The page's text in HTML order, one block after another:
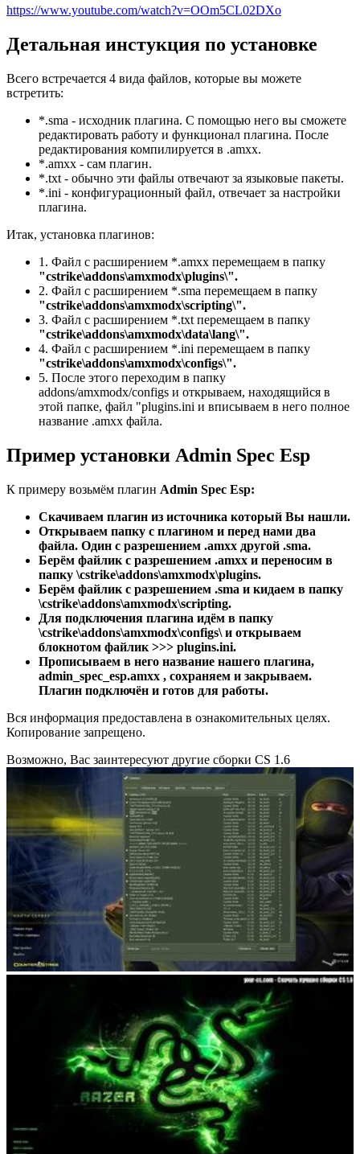
https://www.youtube.com/watch?v=OOm5CL02DXo
Детальная инстукция по установке
Всего встречается 4 вида файлов, которые вы можете
встретить:
*.sma - исходник плагина. С помощью него вы сможете
редактировать работу и функционал плагина. После
редактирования компилируется в .amxx.
*.amxx - сам плагин.
*.txt - обычно эти файлы отвечают за языковые пакеты.
*.ini - конфигурационный файл, отвечает за настройки
плагина.
Итак, установка плагинов:
1. Файл с расширением *.amxx перемещаем в папку
"cstrike\addons\amxmodx\plugins\".
2. Файл c расширением *.sma перемещаем в папку
"cstrike\addons\amxmodx\scripting\".
3. Файл с расширением *.txt перемещаем в папку
"cstrike\addons\amxmodx\data\lang\".
4. Файл с расширением *.ini перемещаем в папку
"cstrike\addons\amxmodx\configs\".
5. После этого переходим в папку
addons/amxmodx/configs и открываем, находящийся в
этой папке, файл "plugins.ini и вписываем в него полное
название .amxx файла.
Пример установки Admin Spec Esp
К примеру возьмём плагин Admin Spec Esp:
Скачиваем плагин из источника который Вы нашли.
Открываем папку с плагином и перед нами два
файла. Один с разрешением .amxx другой .sma.
Берём файлик с разрешением .amxx и переносим в
папку \cstrike\addons\amxmodx\plugins.
Берём файлик с разрешением .sma и кидаем в папку
\cstrike\addons\amxmodx\scripting.
Для подключения плагина идём в папку
\cstrike\addons\amxmodx\configs\ и открываем
блокнотом файлик >>> plugins.ini.
Прописываем в него название нашего плагина,
admin_spec_esp.amxx , сохраняем и закрываем.
Плагин подключён и готов для работы.
Вся информация предоставлена в ознакомительных целях.
Копирование запрещено.
Возможно, Вас заинтересуют другие сборки CS 1.6